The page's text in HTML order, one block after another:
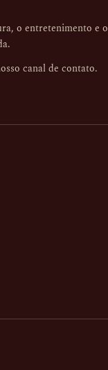
o entretenimento e o
canal de contato.